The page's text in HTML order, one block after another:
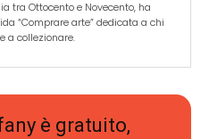
tra Ottocento e Novecento, ha
“Comprare arte” dedicata a chi
a collezionare.
è gratuito,